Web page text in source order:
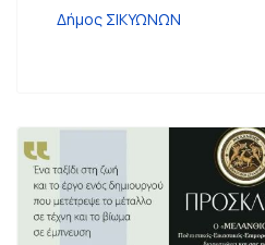
Δήμος ΣΙΚΥΩΝΩΝ